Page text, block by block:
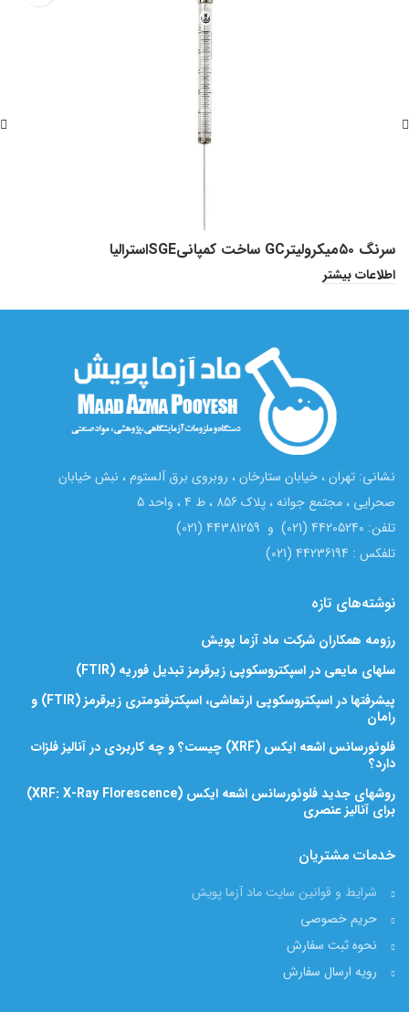
سرنگ ۵۰میکرولیترGC ساخت کمپانیSGEاسترالیا
اطلاعات بیشتر
نشانی: تهران ، خیابان ستارخان ، روبروی برق آلستوم ، نبش خیابان
صحرایی ، مجتمع جوانه ، پلاک 856 ، ط 4 ، واحد 5
تلفن: 44205240 (021) و 44381259 (021)
تلفکس : 44236194 (021)
نوشته‌های تازه
رزومه همکاران شرکت ماد آزما پویش
سلهای مایعی در اسپکتروسکوپی زیرقرمز تبدیل فوریه (FTIR)
پیشرفتها در اسپکتروسکوپی ارتعاشی، اسپکترفتومتری زیرقرمز (FTIR) و
رامان
فلوئورسانس اشعه ایکس (XRF) چیست؟ و چه کاربردی در آنالیز فلزات
دارد؟
روشهای جدید فلوئورسانس اشعه ایکس (XRF: X-Ray Florescence)
برای آنالیز عنصری
خدمات مشتریان
شرایط و قوانین سایت ماد آزما پویش
حریم خصوصی
نحوه ثبت سفارش
رویه ارسال سفارش